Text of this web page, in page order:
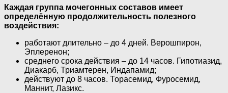
Каждая группа мочегонных составов имеет
определённую продолжительность полезного
воздействия:
работают длительно – до 4 дней. Верошпирон,
Эплеренон;
среднего срока действия – до 14 часов. Гипотиазид,
Диакарб, Триамтерен, Индапамид;
действуют до 8 часов. Торасемид, Фуросемид,
Маннит, Лазикс.